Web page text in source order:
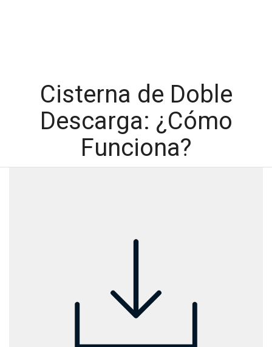
Cisterna de Doble
Descarga: ¿Cómo
Funciona?